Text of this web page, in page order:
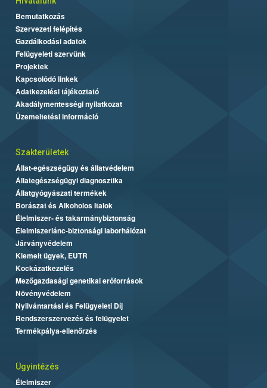
Bemutatkozás
Szervezeti felépítés
Gazdálkodási adatok
Felügyeleti szervünk
Projektek
Kapcsolódó linkek
Adatkezelési tájékoztató
Akadálymentességi nyilatkozat
Üzemeltetési információ
Szakterületek
Állat-egészségügy és állatvédelem
Állategészségügyi diagnosztika
Állatgyógyászati termékek
Borászat és Alkoholos Italok
Élelmiszer- és takarmánybiztonság
Élelmiszerlánc-biztonsági laborhálózat
Járványvédelem
Kiemelt ügyek, EUTR
Kockázatkezelés
Mezőgazdasági genetikai erőforrások
Növényvédelem
Nyilvántartási és Felügyeleti Díj
Rendszerszervezés és felügyelet
Termékpálya-ellenőrzés
Ügyintézés
Élelmiszer